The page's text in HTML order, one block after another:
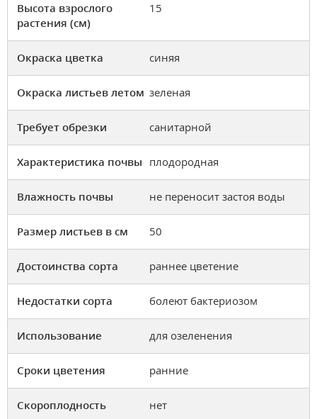
Высота взрослого
растения (см)
15
Окраска цветка синяя
Окраска листьев летом зеленая
Требует обрезки санитарной
Характеристика почвы плодородная
Влажность почвы не переносит застоя воды
Размер листьев в см 50
Достоинства сорта раннее цветение
Недостатки сорта болеют бактериозом
Использование для озеленения
Сроки цветения ранние
Скороплодность нет